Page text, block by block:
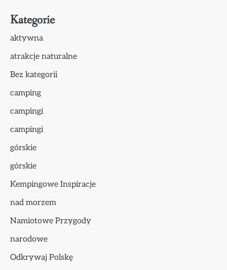
Kategorie
aktywna
atrakcje naturalne
Bez kategorii
camping
campingi
campingi
górskie
górskie
Kempingowe Inspiracje
nad morzem
Namiotowe Przygody
narodowe
Odkrywaj Polskę